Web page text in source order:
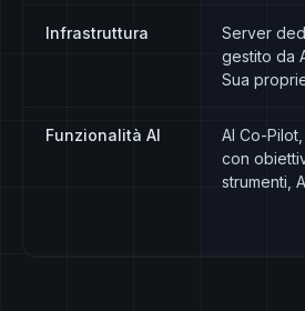
Infrastruttura
Server
gestito da
Sua
Funzionalità AI
AI Co-
con
strumenti,